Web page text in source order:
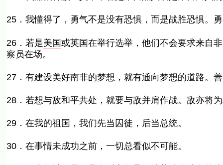
25．我懂得了，勇气不是没有恐惧，而是战胜恐惧。
26．若是美国或英国在举行选举，他们不会要求来自
察员在场。
27．有建设美好南非的梦想，就有通向梦想的道路。
28．若想与敌和平共处，就要与敌并肩作战。敌亦将
29．在我的祖国，我们先当囚徒，后当总统。
30．在事情未成功之前，一切总看似不可能。